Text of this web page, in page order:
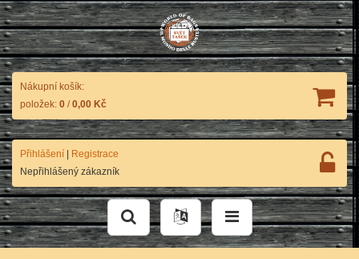
Nákupní košík:
položek: 0 /0,00 Kč
Přihlášení
Registrace
Nepřihlášený zákazník